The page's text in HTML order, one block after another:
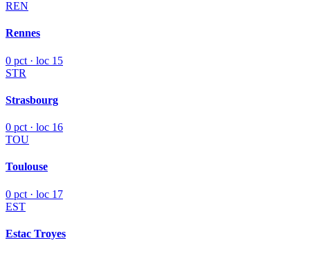
REN
Rennes
0 pct · loc 15
STR
Strasbourg
0 pct · loc 16
TOU
Toulouse
0 pct · loc 17
EST
Estac Troyes